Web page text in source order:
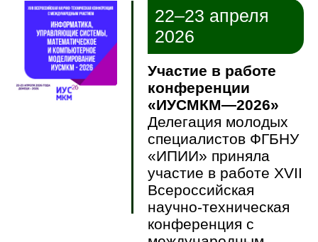
22–23 апреля
2026
Участие в работе
конференции
«ИУСМКМ—2026»
Делегация молодых
специалистов ФГБНУ
«ИПИИ» приняла
участие в работе XVII
Всероссийская
научно-техническая
конференция с